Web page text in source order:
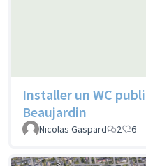
Installer un WC
Beaujardin
Nicolas Gaspard 2 6